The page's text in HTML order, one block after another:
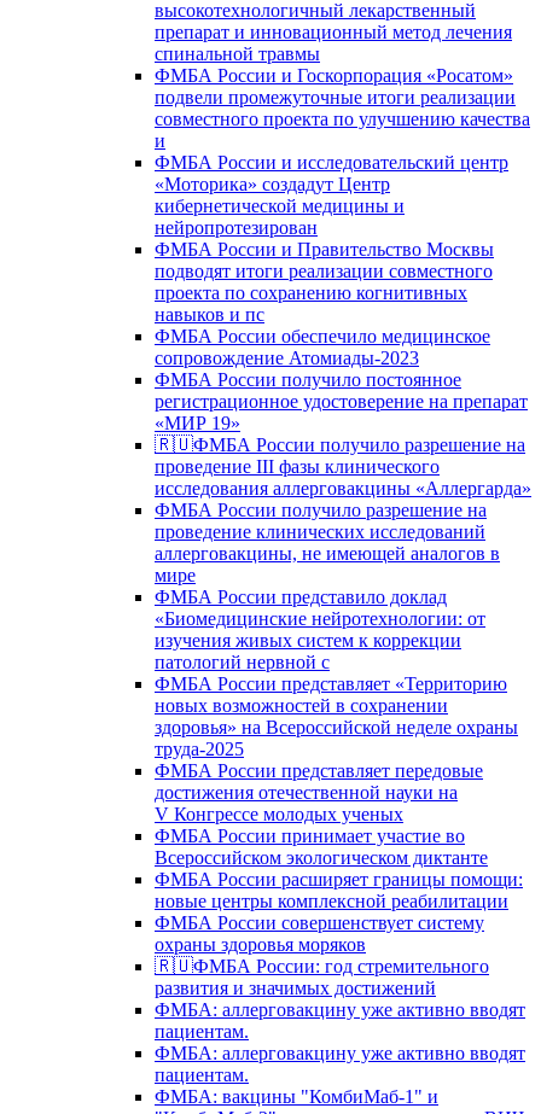
высокотехнологичный лекарственный
препарат и инновационный метод лечения
спинальной травмы
ФМБА России и Госкорпорация «Росатом»
подвели промежуточные итоги реализации
совместного проекта по улучшению качества
и
ФМБА России и исследовательский центр
«Моторика» создадут Центр
кибернетической медицины и
нейропротезирован
ФМБА России и Правительство Москвы
подводят итоги реализации совместного
проекта по сохранению когнитивных
навыков и пс
ФМБА России обеспечило медицинское
сопровождение Атомиады-2023
ФМБА России получило постоянное
регистрационное удостоверение на препарат
«МИР 19»
🇷🇺ФМБА России получило разрешение на
проведение III фазы клинического
исследования аллерговакцины «Аллергарда»
ФМБА России получило разрешение на
проведение клинических исследований
аллерговакцины, не имеющей аналогов в
мире
ФМБА России представило доклад
«Биомедицинские нейротехнологии: от
изучения живых систем к коррекции
патологий нервной с
ФМБА России представляет «Территорию
новых возможностей в сохранении
здоровья» на Всероссийской неделе охраны
труда-2025
ФМБА России представляет передовые
достижения отечественной науки на
V Конгрессе молодых ученых
ФМБА России принимает участие во
Всероссийском экологическом диктанте
ФМБА России расширяет границы помощи:
новые центры комплексной реабилитации
ФМБА России совершенствует систему
охраны здоровья моряков
🇷🇺ФМБА России: год стремительного
развития и значимых достижений
ФМБА: аллерговакцину уже активно вводят
пациентам.
ФМБА: аллерговакцину уже активно вводят
пациентам.
ФМБА: вакцины "КомбиМаб-1" и